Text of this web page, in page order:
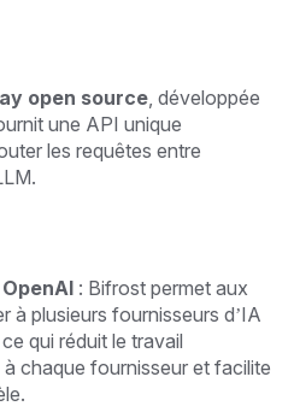
open source, développée
une API unique
les requêtes entre
: Bifrost permet aux
à plusieurs fournisseurs d’IA
qui réduit le travail
chaque fournisseur et facilite